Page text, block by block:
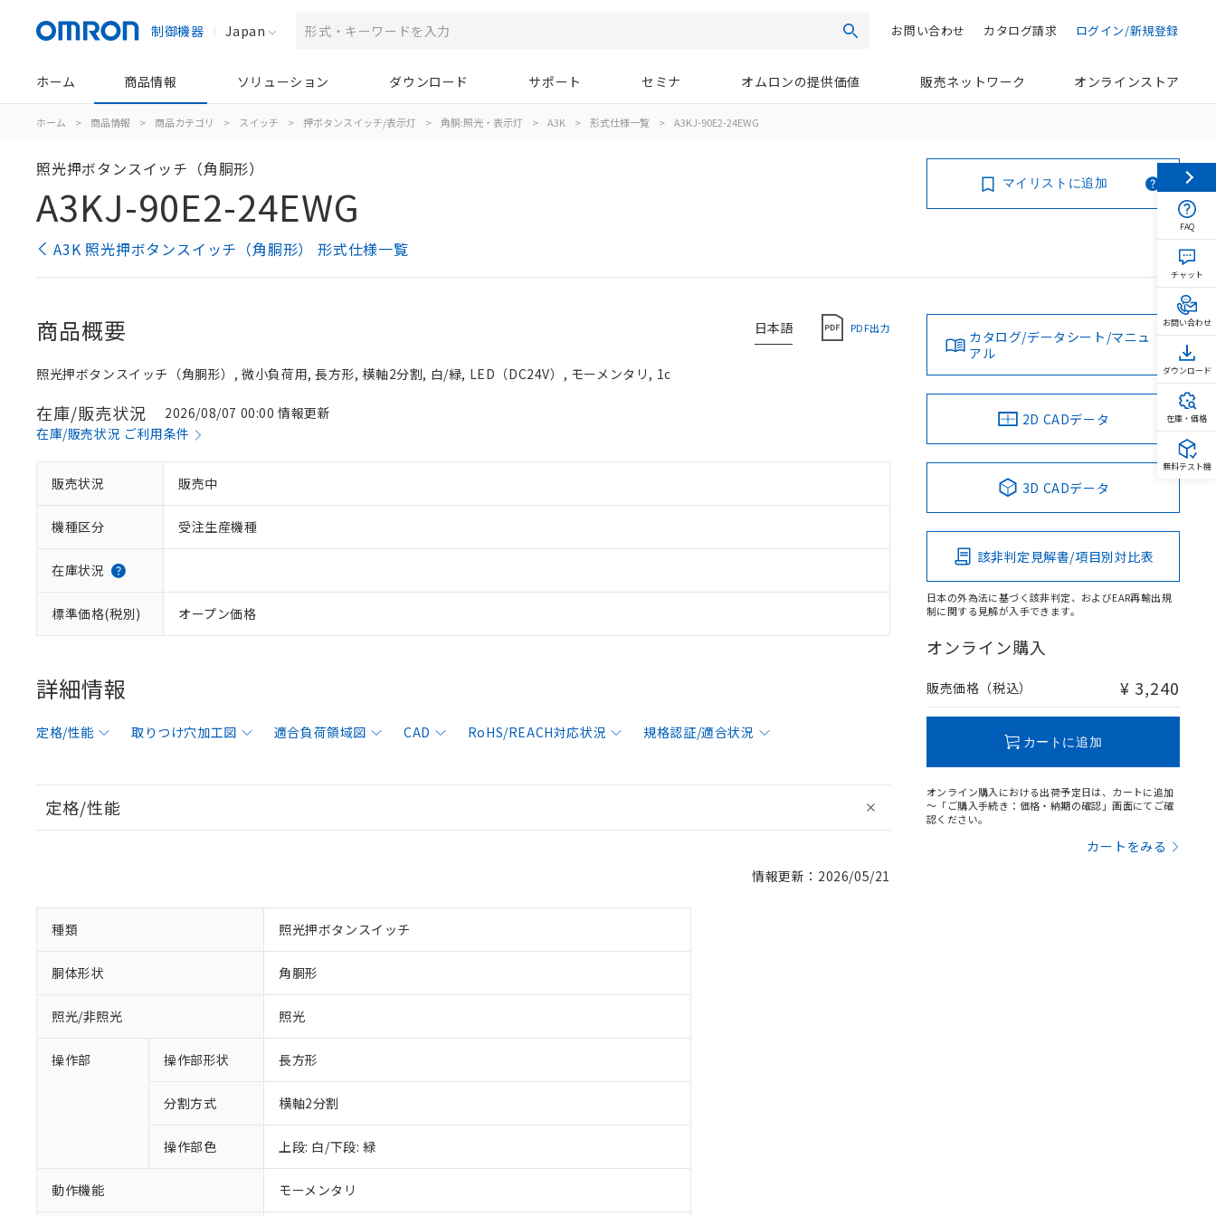
制御機器 Japan 検索 ログイン/新規登録
カタログ請求
お問い合わせ
ホーム 商品情報 ソリューション ダウンロード サポート セミナ オムロンの提供価値 販売ネットワーク オンラインストア
ホーム > 商品情報 > 商品カテゴリ > スイッチ > 押ボタンスイッチ/表示灯 > 角胴:照光・表示灯 > A3K > 形式仕様一覧 > A3KJ-90E2-24EWG
照光押ボタンスイッチ（角胴形）
A3KJ-90E2-24EWG
A3K 照光押ボタンスイッチ（角胴形） 形式仕様一覧
マイリストに追加
日本語 PDF出力
商品概要
照光押ボタンスイッチ（角胴形）, 微小負荷用, 長方形, 横軸2分割, 白/緑, LED（DC24V）, モーメンタリ, 1c
在庫/販売状況
2026/08/07 00:00 情報更新
在庫/販売状況 ご利用条件
販売状況 販売中
機種区分 受注生産機種
在庫状況
標準価格(税別) オープン価格
詳細情報
定格/性能 取りつけ穴加工図 適合負荷領域図 CAD RoHS/REACH対応状況 規格認証/適合状況
定格/性能
情報更新：2026/05/21
種類 照光押ボタンスイッチ
胴体形状 角胴形
照光/非照光 照光
操作部 操作部形状 長方形
分割方式 横軸2分割
操作部色 上段: 白/下段: 緑
動作機能 モーメンタリ
カタログ/データシート/マニュ
アル
2D CADデータ
3D CADデータ
該非判定見解書/項目別対比表
日本の外為法に基づく該非判定、およびEAR再輸出規
制に関する見解が入手できます。
オンライン購入
販売価格（税込） ¥ 3,240
カートに追加
オンライン購入における出荷予定日は、カートに追加
～「ご購入手続き：価格・納期の確認」画面にてご確
認ください。
カートをみる
FAQ
チャット
お問い合わせ
ダウンロード
在庫・価格
無料テスト機